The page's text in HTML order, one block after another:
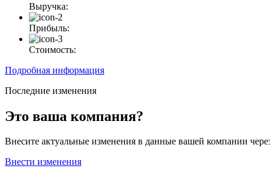
Выручка:
Прибыль:
Стоимость:
Подробная информация
Последние изменения
Это ваша компания?
Внесите актуальные изменения в данные вашей компании
Внести изменения